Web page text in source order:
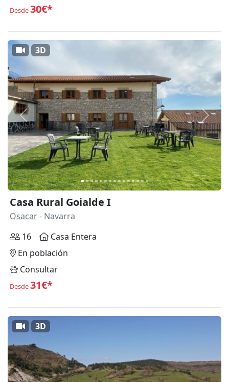
Desde30€*
Anterior
3D
Casa Rural Goialde I
Osacar- Navarra
16
Casa Entera
En población
Consultar
Desde31€*
3D